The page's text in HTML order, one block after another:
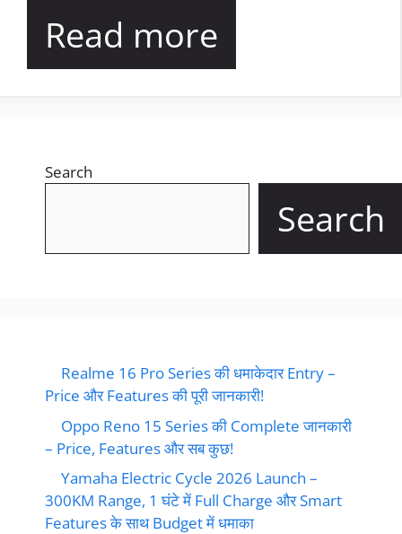
Read more
Search
Search
Realme 16 Pro Series की धमाकेदार Entry –
Price और Features की पूरी जानकारी!
Oppo Reno 15 Series की Complete जानकारी
– Price, Features और सब कुछ!
Yamaha Electric Cycle 2026 Launch –
300KM Range, 1 घंटे में Full Charge और Smart
Features के साथ Budget में धमाका